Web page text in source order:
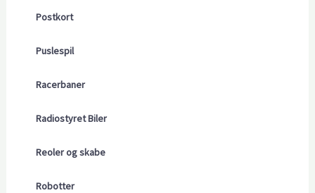
Postkort
Puslespil
Racerbaner
Radiostyret Biler
Reoler og skabe
Robotter